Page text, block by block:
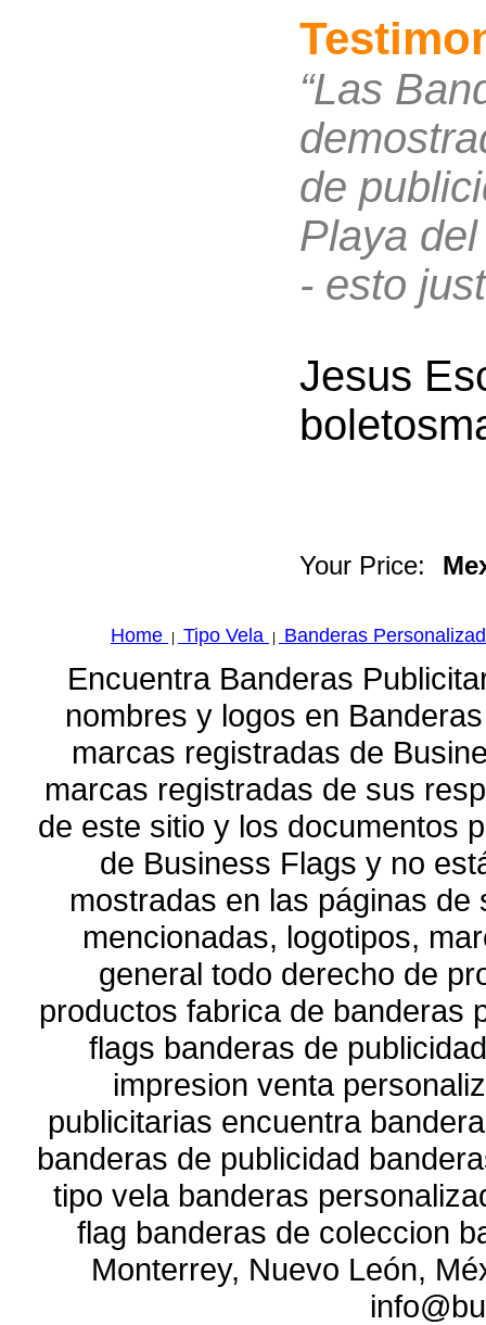
“Las
de
Playa
- esto
Jesus
Your Price:
Home Tipo Vela Banderas
Encuentra Banderas
nombres y logos en
marcas registradas de
marcas registradas de sus
de este sitio y los documentos
de Business Flags y no
mostradas en las páginas
mencionadas, logotipos,
general todo derecho de
productos fabrica de banderas
flags banderas de
impresion venta
publicitarias encuentra
banderas de publicidad
tipo vela banderas
flag banderas de coleccion
Monterrey, Nuevo León,